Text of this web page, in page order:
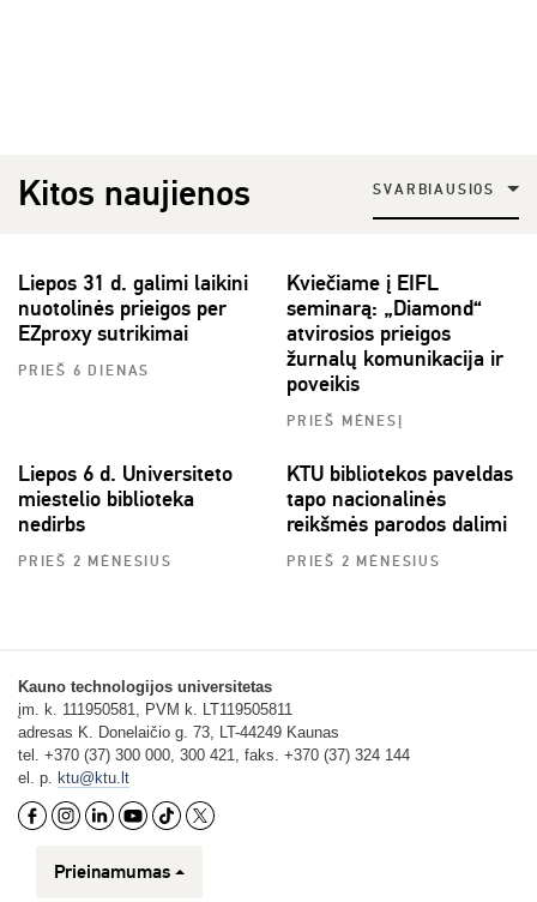
Kitos naujienos SVARBIAUSIOS
Liepos 31 d. galimi laikini
nuotolinės prieigos per
EZproxy sutrikimai
PRIEŠ 6 DIENAS
Kviečiame į EIFL
seminarą: „Diamond“
atvirosios prieigos
žurnalų komunikacija ir
poveikis
PRIEŠ MĖNESĮ
Liepos 6 d. Universiteto
miestelio biblioteka
nedirbs
PRIEŠ 2 MĖNESIUS
KTU bibliotekos paveldas
tapo nacionalinės
reikšmės parodos dalimi
PRIEŠ 2 MĖNESIUS
Kauno technologijos universitetas
įm. k. 111950581, PVM k. LT119505811
adresas K. Donelaičio g. 73, LT-44249 Kaunas
tel. +370 (37) 300 000, 300 421, faks. +370 (37) 324 144
el. p. ktu@ktu.lt
Prieinamumas